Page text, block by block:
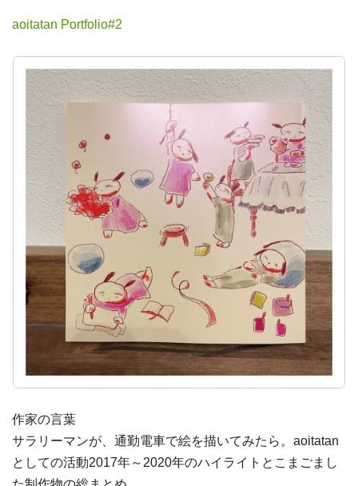
aoitatan Portfolio#2
作家の言葉
サラリーマンが、通勤電車で絵を描いてみたら。aoitatan
としての活動2017年～2020年のハイライトとこまごまし